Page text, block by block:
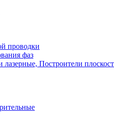
проводки
фаз
Построители